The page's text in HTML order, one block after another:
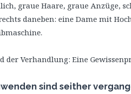
graue Haare, graue Anzüge,
daneben: eine Dame mit
der Verhandlung: Eine
sind seither